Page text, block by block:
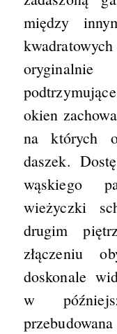
między
okien
na których
daszek.
wąskiego
wieżyczki
drugim
złączeniu
doskonale
w